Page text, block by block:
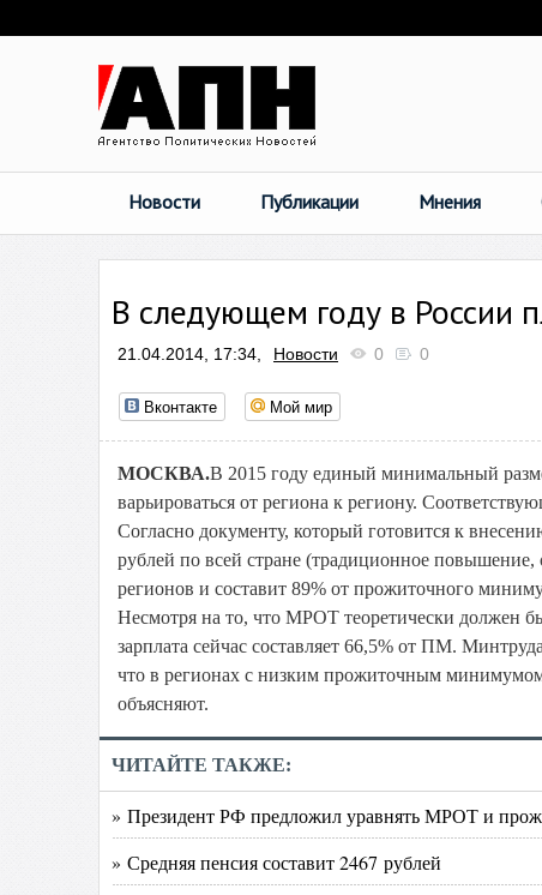
Новости Публикации Мнения
В следующем году в России
21.04.2014, 17:34, Новости 0 0
Вконтакте Мой мир
МОСКВА.В 2015 году единый минимальный
варьироваться от региона к региону.
Согласно документу, который готовится к
рублей по всей стране (традиционное повышение,
регионов и составит 89% от прожиточного
Несмотря на то, что МРОТ теоретически должен
зарплата сейчас составляет 66,5% от ПМ.
что в регионах с низким прожиточным
объясняют.
ЧИТАЙТЕ ТАКЖЕ:
» Президент РФ предложил уравнять МРОТ и
» Средняя пенсия составит 2467 рублей